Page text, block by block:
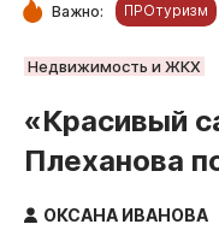
РУБРИКИ
Статьи
Народные
Важно: ПРОтуризм
Недвижимость и ЖКХ
«Красивый
Плеханова
ОКСАНА ИВАНОВА